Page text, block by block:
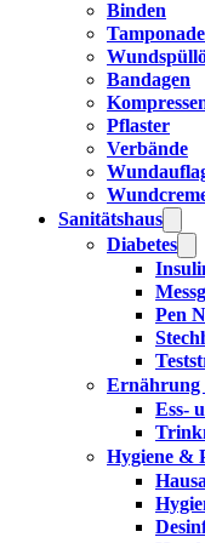
Binden
Bandagen
Pflaster
Verbände
Sanitätshaus
Diabetes
Pen
Ess-
Hygiene &